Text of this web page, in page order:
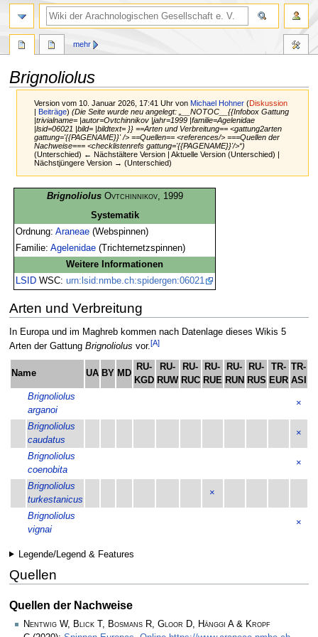
Brignoliolus
Version vom 10. Januar 2026, 17:41 Uhr vonMichael Hohner (Diskussion
|Beiträge) (Die Seite wurde neu angelegt: „__NOTOC__{{Infobox Gattung
|trivialname= |autor=Ovtchinnikov |jahr=1999 |familie=Agelenidae
|lsid=06021 |bild= |bildtext= }} ==Arten und Verbreitung== <gattung2arten
gattung='{{PAGENAME}}' /> ==Quellen== <references/> ===Quellen der
Nachweise=== <checklistenrefs gattung='{{PAGENAME}}'/>“)
(Unterschied) ← Nächstältere Version | Aktuelle Version (Unterschied) |
Nächstjüngere Version → (Unterschied)
Brignoliolus Ovtchinnikov, 1999
Systematik
Ordnung:Araneae (Webspinnen)
Familie:Agelenidae (Trichternetzspinnen)
Weitere Informationen
LSID WSC:urn:lsid:nmbe.ch:spidergen:06021
Arten und Verbreitung
In Europa und im Maghreb kommen nach Datenlage dieses Wikis 5
Arten der Gattung Brignoliolus vor.[A]
Name UA BY MD
RU-
KGD
RU-
RUW
RU-
RUC
RU-
RUE
RU-
RUN
RU-
RUS
TR-
EUR
TR-
ASI
Brignoliolus
arganoi
×
Brignoliolus
caudatus
×
Brignoliolus
coenobita
×
Brignoliolus
turkestanicus
×
Brignoliolus
vignai
×
Legende/Legend & Features
Quellen
Quellen der Nachweise
Nentwig W, Blick T, Bosmans R, Gloor D, Hänggi A & Kropf
mehr